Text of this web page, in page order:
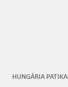
HUNGÁRIA PATIKA